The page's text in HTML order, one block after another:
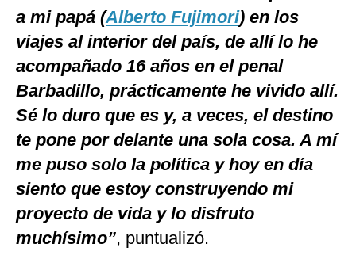
a mi papá (Alberto Fujimori) en los
viajes al interior del país, de allí lo he
acompañado 16 años en el penal
Barbadillo, prácticamente he vivido allí.
Sé lo duro que es y, a veces, el destino
te pone por delante una sola cosa. A mí
me puso solo la política y hoy en día
siento que estoy construyendo mi
proyecto de vida y lo disfruto
muchísimo”, puntualizó.